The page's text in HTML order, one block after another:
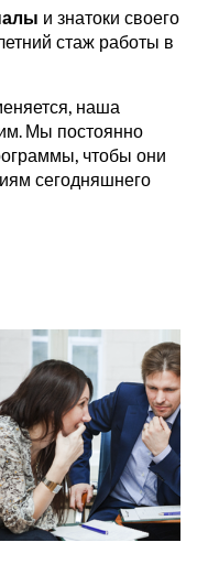
и знатоки своего
стаж работы в
наша
Мы постоянно
чтобы они
сегодняшнего